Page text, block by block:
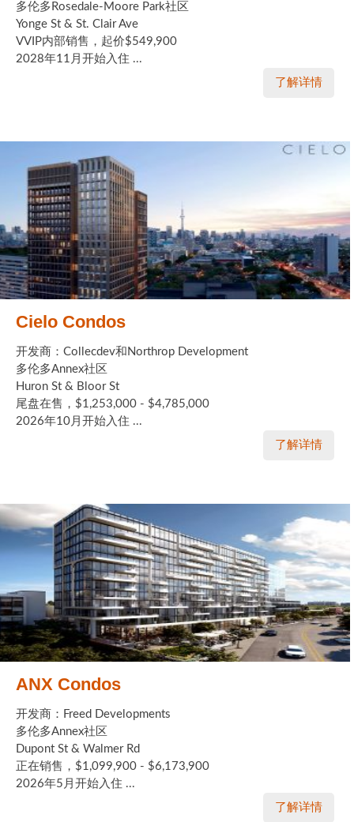
多伦多Rosedale-Moore Park社区
Yonge St & St. Clair Ave
VVIP内部销售，起价$549,900
2028年11月开始入住 ...
了解详情
Cielo Condos
开发商：Collecdev和Northrop Development
多伦多Annex社区
Huron St & Bloor St
尾盘在售，$1,253,000 - $4,785,000
2026年10月开始入住 ...
了解详情
ANX Condos
开发商：Freed Developments
多伦多Annex社区
Dupont St & Walmer Rd
正在销售，$1,099,900 - $6,173,900
2026年5月开始入住 ...
了解详情